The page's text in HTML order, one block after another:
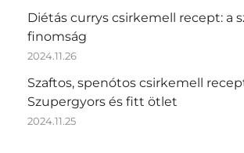
Diétás currys csirkemell recept: a
finomság
2024.11.26
Szaftos, spenótos csirkemell
Szupergyors és fitt ötlet
2024.11.25